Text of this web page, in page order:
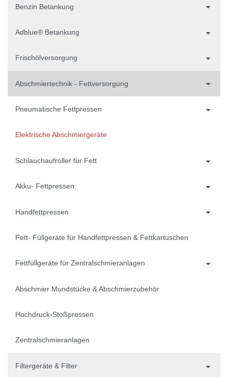
Benzin Betankung
Adblue® Betankung
Frischölversorgung
Abschmiertechnik - Fettversorgung
Pneumatische Fettpressen
Elektrische Abschmiergeräte
Schlauchaufroller für Fett
Akku- Fettpressen
Handfettpressen
Fett- Füllgeräte für Handfettpressen & Fettkartuschen
Fettfüllgeräte für Zentralschmieranlagen
Abschmier Mundstücke & Abschmierzubehör
Hochdruck-Stoßpressen
Zentralschmieranlagen
Filtergeräte & Filter